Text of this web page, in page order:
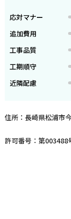
応対マナー
追加費用
工事品質
工期順守
近隣配慮
住所：長崎県松浦市
許可番号：第003488